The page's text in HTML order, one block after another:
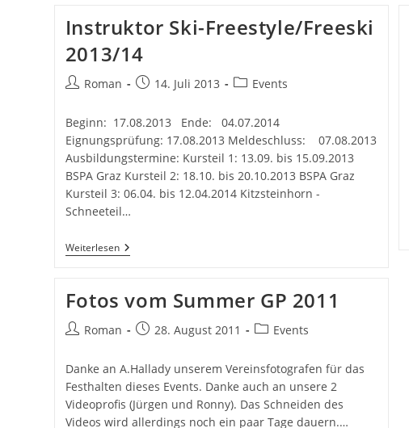
Instruktor Ski-Freestyle/Freeski
2013/14
Beitrags-
Roman
Beitrag14. Juli 2013
Beitrags-
Events
Beginn: 17.08.2013 Ende: 04.07.2014
Eignungsprüfung: 17.08.2013 Meldeschluss: 07.08.2013
Ausbildungstermine: Kursteil 1: 13.09. bis 15.09.2013
BSPA Graz Kursteil 2: 18.10. bis 20.10.2013 BSPA Graz
Kursteil 3: 06.04. bis 12.04.2014 Kitzsteinhorn -
Schneeteil…
WeiterlesenInstruktor
Ski-
Fotos vom Summer GP 2011
Beitrags-
Roman
Beitrag28. August 2011
Beitrags-
Events
Danke an A.Hallady unserem Vereinsfotografen für das
Festhalten dieses Events. Danke auch an unsere 2
Videoprofis (Jürgen und Ronny). Das Schneiden des
Videos wird allerdings noch ein paar Tage dauern.…